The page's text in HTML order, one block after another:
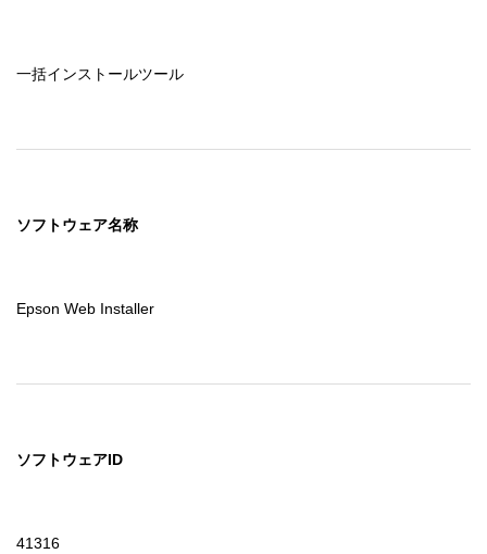
セイコーエプソン株式会社に帰属します。
一括インストールツール
ソフトウェア名称
Epson Web Installer
ソフトウェアID
41316